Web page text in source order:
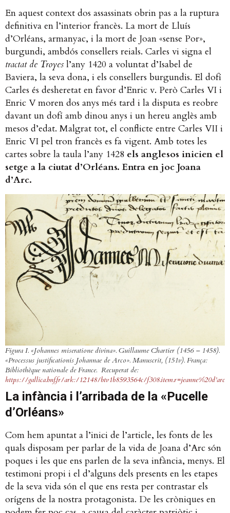
En aquest context dos assassinats obrin pas a la ruptura
definitiva en l’interior francès. La mort de Lluís
d’Orléans, armanyac, i la mort de Joan «sense Por»,
burgundi, ambdós consellers reials. Carles vi signa el
tractat de Troyes l’any 1420 a voluntat d’Isabel de
Baviera, la seva dona, i els consellers burgundis. El dofí
Carles és desheretat en favor d’Enric v. Però Carles VI i
Enric V moren dos anys més tard i la disputa es reobre
davant un dofí amb dinou anys i un hereu anglès amb
mesos d’edat. Malgrat tot, el conflicte entre Carles VII i
Enric VI pel tron francès es fa vigent. Amb totes les
cartes sobre la taula l’any 1428 els anglesos inicien el
setge a la ciutat d’Orléans. Entra en joc Joana
d’Arc.
Figura I. «Johannes miseratione divina». Guillaume Chartier (1456 – 1458).
«Processus justificationis Johannae de Arco». Manuscrit, (151v). França:
Bibliothèque nationale de France. Recuperat de:
https://gallica.bnf.fr/ark:/12148/btv1b8593564c/f308.item.r=jeanne%20d’arc
La infància i l’arribada de la «Pucelle
d’Orléans»
Com hem apuntat a l’inici de l’article, les fonts de les
quals disposam per parlar de la vida de Joana d’Arc són
poques i les que ens parlen de la seva infància, menys. El
testimoni propi i el d’alguns dels presents en les etapes
de la seva vida són el que ens resta per contrastar els
orígens de la nostra protagonista. De les cròniques en